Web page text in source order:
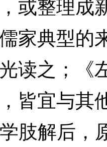
家典型的
读之；《
皆宜与其
肢解后